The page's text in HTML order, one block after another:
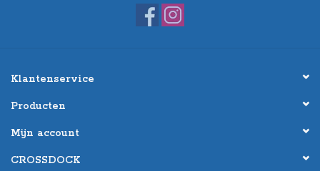
Klantenservice
Producten
Mijn account
CROSSDOCK